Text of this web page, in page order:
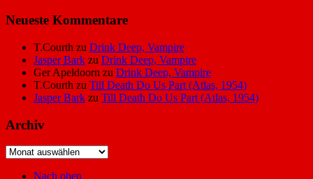
Neueste Kommentare
T.Courth zu Drink Deep, Vampire
Jasper Bark zu Drink Deep, Vampire
Ger Apeldoorn zu Drink Deep, Vampire
T.Courth zu Till Death Do Us Part (Atlas, 1954)
Jasper Bark zu Till Death Do Us Part (Atlas, 1954)
Archiv
Archiv
Nach oben